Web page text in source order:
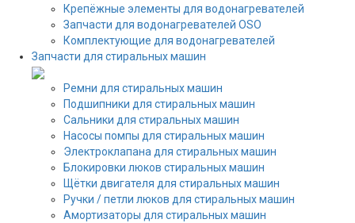
Крепёжные элементы для водонагревателей
Запчасти для водонагревателей OSO
Комплектующие для водонагревателей
Запчасти для стиральных машин
Ремни для стиральных машин
Подшипники для стиральных машин
Сальники для стиральных машин
Насосы помпы для стиральных машин
Электроклапана для стиральных машин
Блокировки люков стиральных машин
Щётки двигателя для стиральных машин
Ручки / петли люков для стиральных машин
Амортизаторы для стиральных машин